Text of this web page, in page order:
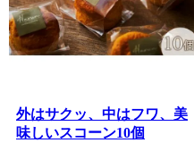
外はサクッ、中はフワ、美
味しいスコーン10個